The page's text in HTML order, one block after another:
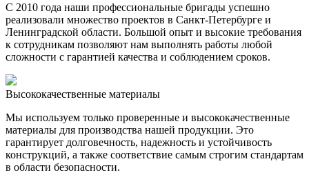
С 2010 года наши профессиональные бригады успешно
реализовали множество проектов в Санкт-Петербурге и
Ленинградской области. Большой опыт и высокие требования
к сотрудникам позволяют нам выполнять работы любой
сложности с гарантией качества и соблюдением сроков.
Высококачественные материалы
Мы используем только проверенные и высококачественные
материалы для производства нашей продукции. Это
гарантирует долговечность, надежность и устойчивость
конструкций, а также соответствие самым строгим стандартам
в области безопасности.